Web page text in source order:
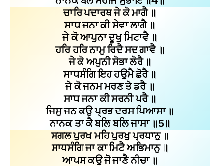
ਚਾਰਿ ਪਦਾਰਥ ਜੇ ਕੋ ਮਾਗੈ ॥
ਸਾਧ ਜਨਾ ਕੀ ਸੇਵਾ ਲਾਗੈ ॥
ਜੇ ਕੋ ਆਪੁਨਾ ਦੂਖੁ ਮਿਟਾਵੈ ॥
ਹਰਿ ਹਰਿ ਨਾਮੁ ਰਿਦੈ ਸਦ ਗਾਵੈ ॥
ਜੇ ਕੋ ਅਪੁਨੀ ਸੋਭਾ ਲੋਰੈ ॥
ਸਾਧਸੰਗਿ ਇਹ ਹਉਮੈ ਛੋਰੈ ॥
ਜੇ ਕੋ ਜਨਮ ਮਰਣ ਤੇ ਡਰੈ ॥
ਸਾਧ ਜਨਾ ਕੀ ਸਰਨੀ ਪਰੈ ॥
ਜਿਸੁ ਜਨ ਕਉ ਪ੍ਰਭ ਦਰਸ ਪਿਆਸਾ ॥
ਨਾਨਕ ਤਾ ਕੈ ਬਲਿ ਬਲਿ ਜਾਸਾ ॥5॥
ਸਗਲ ਪੁਰਖ ਮਹਿ ਪੁਰਖੁ ਪ੍ਰਧਾਨੁ ॥
ਸਾਧਸੰਗਿ ਜਾ ਕਾ ਮਿਟੈ ਅਭਿਮਾਨੁ ॥
ਆਪਸ ਕਉ ਜੋ ਜਾਣੈ ਨੀਚਾ ॥